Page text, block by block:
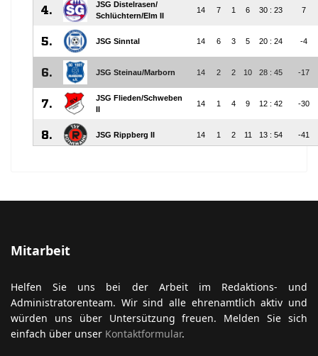
Mitarbeit
Helfen Sie uns bei der Arbeit im Redaktions- und
Administratorenteam. Wir sind alle ehrenamtlich aktiv und
würden uns über Untersützung freuen. Melden Sie sich
einfach über unser Kontaktformular.